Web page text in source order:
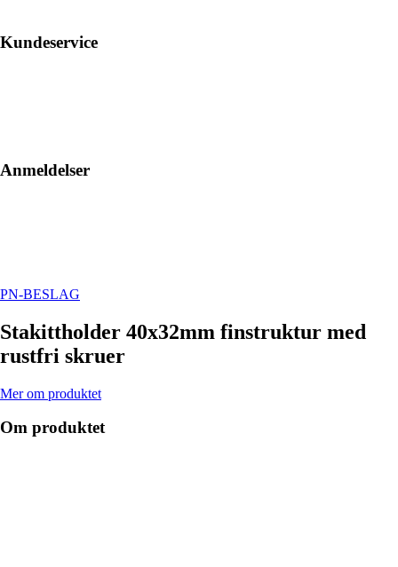
Kundeservice
Anmeldelser
PN-BESLAG
Stakittholder 40x32mm finstruktur med
rustfri skruer
Mer om produktet
Om produktet